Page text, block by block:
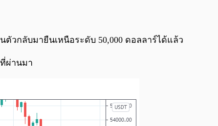
0:00 / 0:00
วกลับมายืนเหนือระดับ 50,000 ดอลลาร์ได้แล้ว
ผ่านมา